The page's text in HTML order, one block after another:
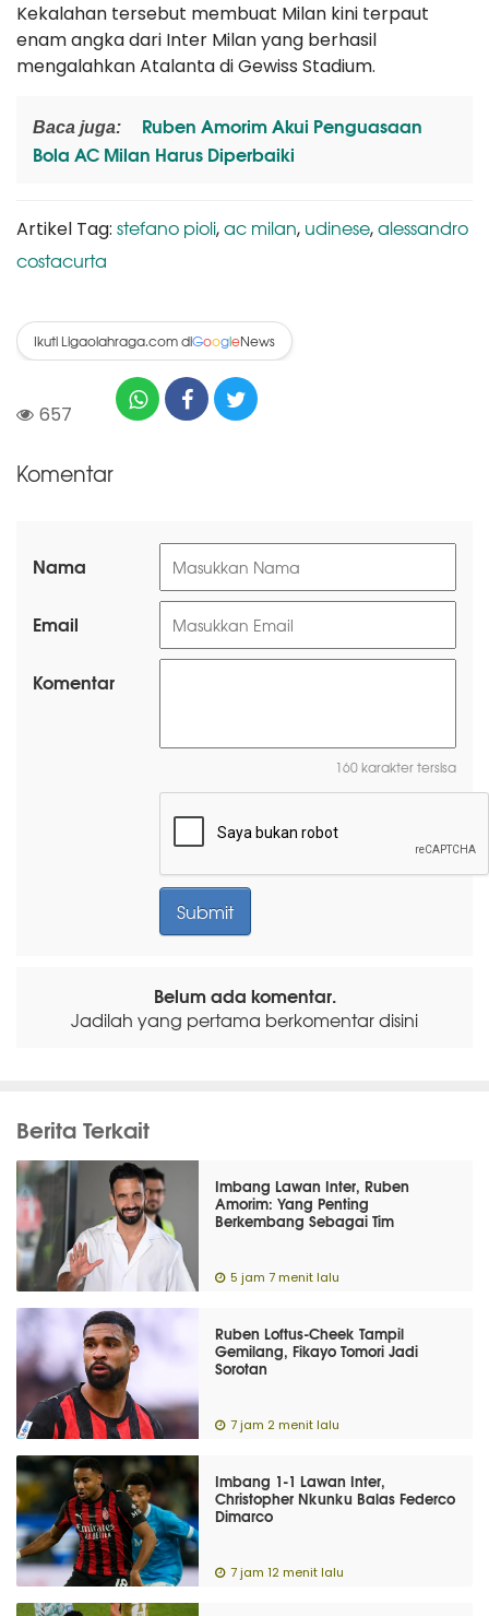
Kekalahan tersebut membuat Milan kini terpaut
enam angka dari Inter Milan yang berhasil
mengalahkan Atalanta di Gewiss Stadium.
Baca juga:
Ruben Amorim Akui Penguasaan
Bola AC Milan Harus Diperbaiki
Artikel Tag: stefano pioli,ac milan, udinese,alessandro
costacurta
Ikuti Ligaolahraga.com diGoogleNews
657
Komentar
Nama
Email
Komentar
160 karakter tersisa
Belum ada komentar.
Jadilah yang pertama berkomentar disini
Berita Terkait
Imbang Lawan Inter, Ruben
Amorim: Yang Penting
Berkembang Sebagai Tim
5 jam 7 menit lalu
Ruben Loftus-Cheek Tampil
Gemilang, Fikayo Tomori Jadi
Sorotan
7 jam 2 menit lalu
Imbang 1-1 Lawan Inter,
Christopher Nkunku Balas Federco
Dimarco
7 jam 12 menit lalu